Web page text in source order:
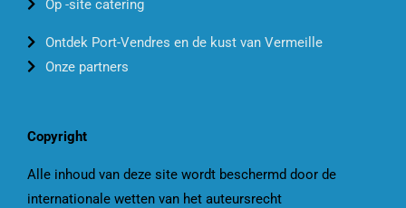
Op -site catering
Ontdek Port-Vendres en de kust van Vermeille
Onze partners
Copyright
Alle inhoud van deze site wordt beschermd door de
internationale wetten van het auteursrecht